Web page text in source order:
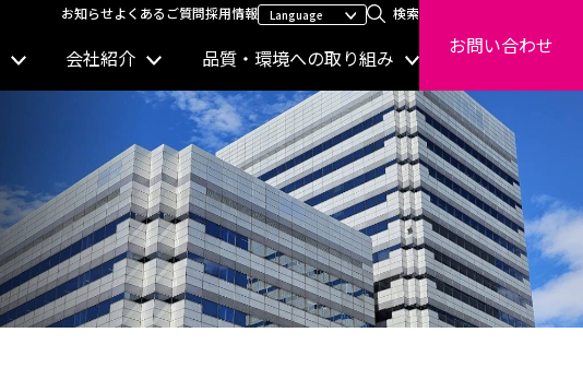
お知らせよくあるご質問採用情報 検索
会社紹介 品質・環境への取り組み お問い合わせ